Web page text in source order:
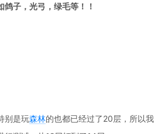
子，光弓，绿毛等！！
别是玩森林的也都已经过了20层，所以我